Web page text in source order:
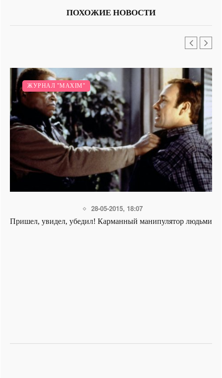
ПОХОЖИЕ НОВОСТИ
людьми
Я И КРАСОТА.
Я - ПСИХОЛОГ.
Прогноз на февраль по знакам